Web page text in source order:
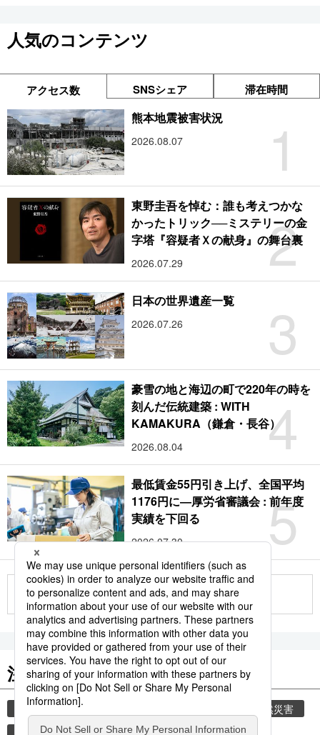
人気のコンテンツ
アクセス数 SNSシェア 滞在時間
1
熊本地震被害状況
2026.08.07
2
東野圭吾を悼む：誰も考えつかな
かったトリック──ミステリーの金
字塔『容疑者Ｘの献身』の舞台裏
2026.07.29
3
日本の世界遺産一覧
2026.07.26
4
豪雪の地と海辺の町で220年の時を
刻んだ伝統建築 : WITH
KAMAKURA（鎌倉・長谷）
2026.08.04
5
最低賃金55円引き上げ、全国平均
1176円に―厚労省審議会 : 前年度
実績を下回る
2026.07.30
もっと見る
注目のキーワード
共同通信ニュース
自然災害